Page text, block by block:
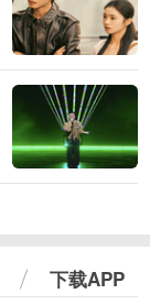
下载APP